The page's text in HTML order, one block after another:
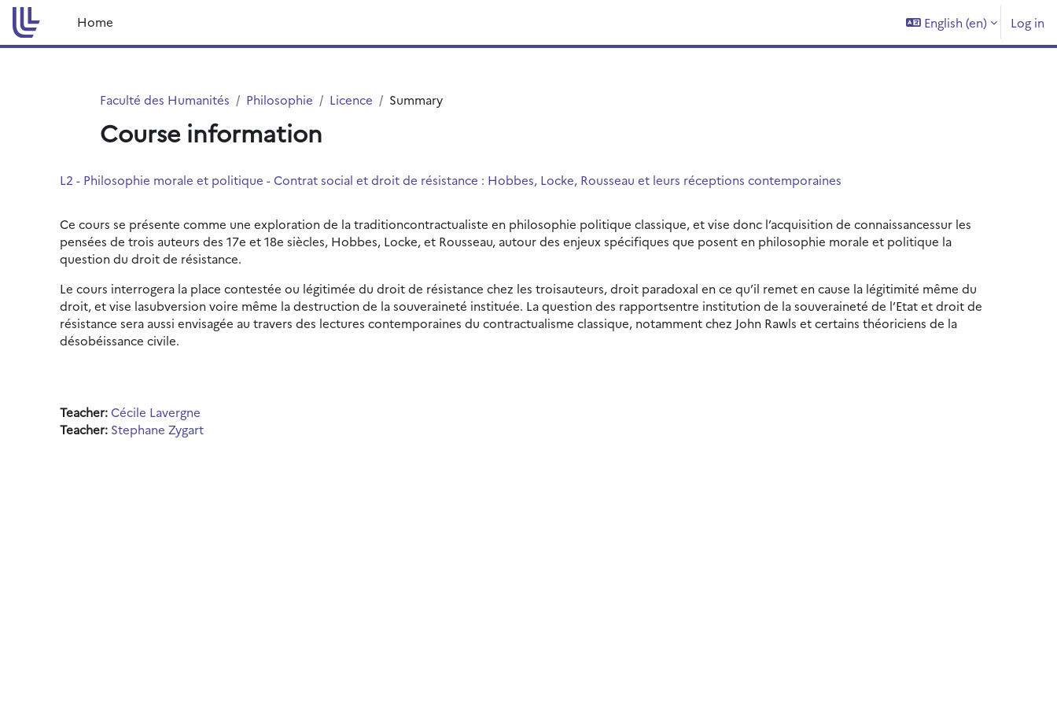
Skip to main content
Home
English ‎(en)‎ Log in
Faculté des Humanités Philosophie Licence Summary
Course information
L2 - Philosophie morale et politique - Contrat social et droit de résistance : Hobbes, Locke, Rousseau et leurs réceptions contemporaines
Ce cours se présente comme une exploration de la traditioncontractualiste en philosophie politique classique, et vise donc l’acquisition de connaissancessur les
pensées de trois auteurs des 17e et 18e siècles, Hobbes, Locke, et Rousseau, autour des enjeux spécifiques que posent en philosophie morale et politique la
question du droit de résistance.
Le cours interrogera la place contestée ou légitimée du droit de résistance chez les troisauteurs, droit paradoxal en ce qu’il remet en cause la légitimité même du
droit, et vise lasubversion voire même la destruction de la souveraineté instituée. La question des rapportsentre institution de la souveraineté de l’Etat et droit de
résistance sera aussi envisagée au travers des lectures contemporaines du contractualisme classique, notamment chez John Rawls et certains théoriciens de la
désobéissance civile.
Teacher:Cécile Lavergne
Teacher: Stephane Zygart